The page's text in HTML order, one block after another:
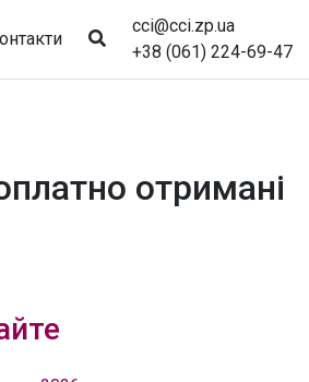
cci@cci.zp.ua
+38 (061) 224-69-47
отримані